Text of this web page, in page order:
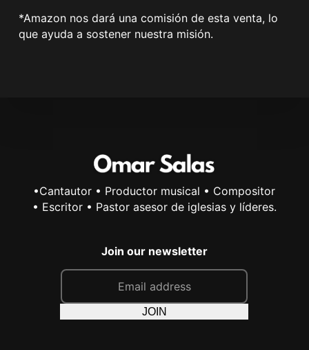
*Amazon nos dará una comisión de esta venta, lo
que ayuda a sostener nuestra misión.
•Cantautor • Productor musical • Compositor
• Escritor • Pastor asesor de iglesias y líderes.
Join our newsletter
E
a
i
JOIN